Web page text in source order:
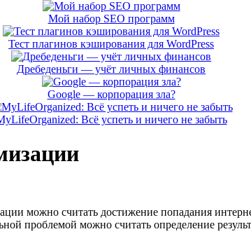
Мой набор SEO программ
Тест плагинов кэширования для WordPress
Дребеденьги — учёт личных финансов
Google — корпорация зла?
Всё успеть и ничего не забыть
можно считать достижение попадания
проблемой можно считать определение